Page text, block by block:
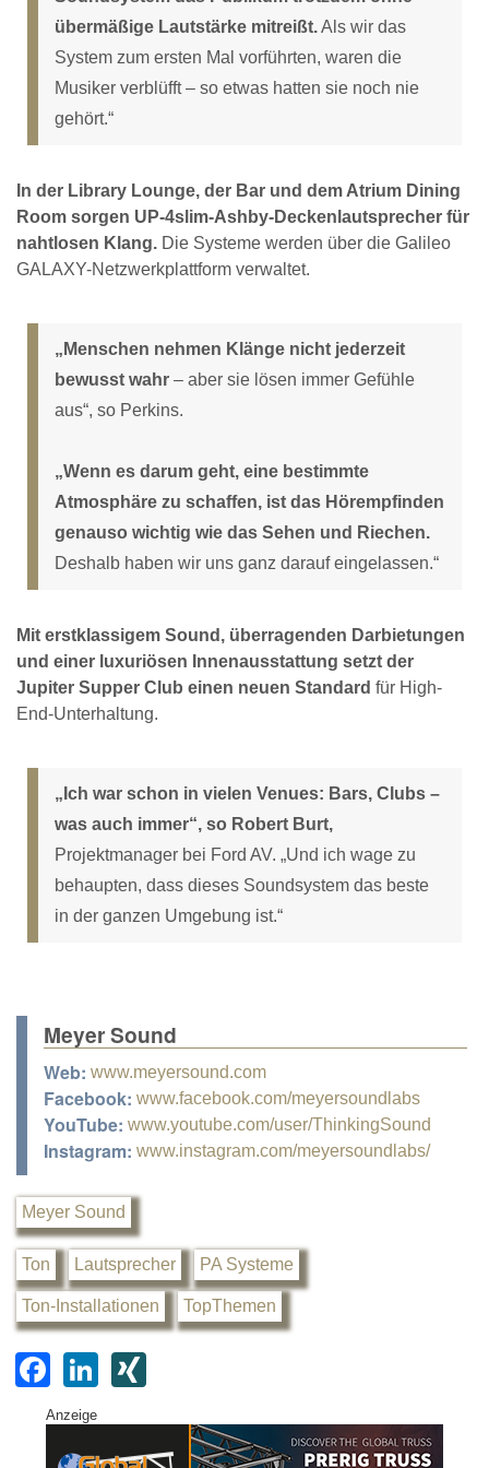
übermäßige Lautstärke mitreißt.Als wir das
System zum ersten Mal vorführten, waren die
Musiker verblüfft – so etwas hatten sie noch nie
gehört.“
In der Library Lounge, der Bar und dem Atrium Dining
Room sorgen UP-4slim-Ashby-Deckenlautsprecher für
nahtlosen Klang. Die Systeme werden über die Galileo
GALAXY-Netzwerkplattform verwaltet.
„Menschen nehmen Klänge nicht jederzeit
bewusst wahr – aber sie lösen immer Gefühle
aus“, so Perkins.
„Wenn es darum geht, eine bestimmte
Atmosphäre zu schaffen, ist das Hörempfinden
genauso wichtig wie das Sehen und Riechen.
Deshalb haben wir uns ganz darauf eingelassen.“
Mit erstklassigem Sound, überragenden Darbietungen
und einer luxuriösen Innenausstattung setzt der
Jupiter Supper Club einen neuen Standard für High-
End-Unterhaltung.
„Ich war schon in vielen Venues: Bars, Clubs –
was auch immer“, so Robert Burt,
Projektmanager bei Ford AV. „Und ich wage zu
behaupten, dass dieses Soundsystem das beste
in der ganzen Umgebung ist.“
Meyer Sound
Web: www.meyersound.com
Facebook: www.facebook.com/meyersoundlabs
YouTube: www.youtube.com/user/ThinkingSound
Instagram: www.instagram.com/meyersoundlabs/
Meyer Sound
Ton Lautsprecher PA Systeme
Ton-Installationen TopThemen
F
a
c
Li
k
G
Anzeige